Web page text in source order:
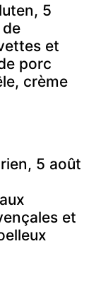
5
et
porc
crème
5 août
et